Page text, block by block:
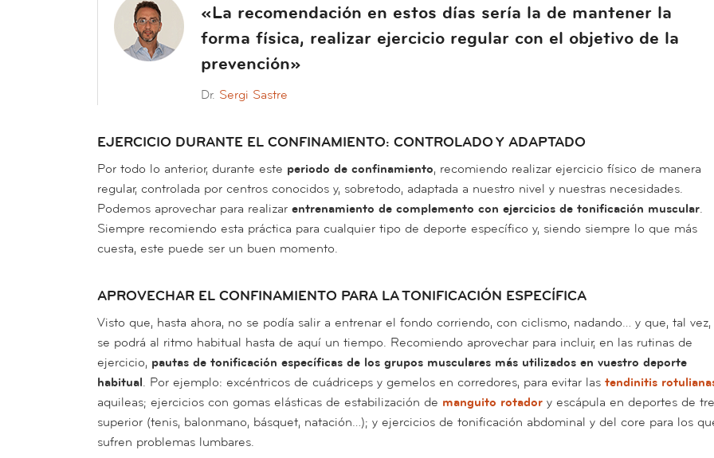
«La recomendación en estos días sería la de mantener la
forma física, realizar ejercicio regular con el objetivo de la
prevención»
Dr. Sergi Sastre
EJERCICIO DURANTE EL CONFINAMIENTO: CONTROLADO Y ADAPTADO
Por todo lo anterior, durante este periodo de confinamiento, recomiendo realizar ejercicio físico de manera
regular, controlada por centros conocidos y, sobretodo, adaptada a nuestro nivel y nuestras necesidades.
Podemos aprovechar para realizar entrenamiento de complemento con ejercicios de tonificación muscular.
Siempre recomiendo esta práctica para cualquier tipo de deporte específico y, siendo siempre lo que más
cuesta, este puede ser un buen momento.
APROVECHAR EL CONFINAMIENTO PARA LA TONIFICACIÓN ESPECÍFICA
Visto que, hasta ahora, no se podía salir a entrenar el fondo corriendo, con ciclismo, nadando… y que, tal vez,
se podrá al ritmo habitual hasta de aquí un tiempo. Recomiendo aprovechar para incluir, en las rutinas de
ejercicio, pautas de tonificación específicas de los grupos musculares más utilizados en vuestro deporte
habitual. Por ejemplo: excéntricos de cuádriceps y gemelos en corredores, para evitar las tendinitis
aquileas; ejercicios con gomas elásticas de estabilización de manguito rotador y escápula en deportes de
superior (tenis, balonmano, básquet, natación…); y ejercicios de tonificación abdominal y del core para los
sufren problemas lumbares.